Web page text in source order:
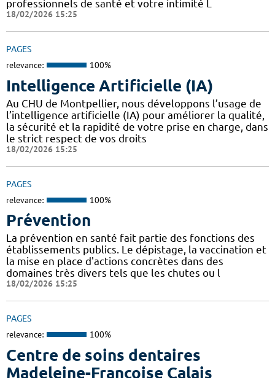
professionnels de santé et votre intimité L
18/02/2026 15:25
PAGES
relevance: 100%
Intelligence Artificielle (IA)
Au CHU de Montpellier, nous développons l’usage de
l’intelligence artificielle (IA) pour améliorer la qualité,
la sécurité et la rapidité de votre prise en charge, dans
le strict respect de vos droits
18/02/2026 15:25
PAGES
relevance: 100%
Prévention
La prévention en santé fait partie des fonctions des
établissements publics. Le dépistage, la vaccination et
la mise en place d'actions concrètes dans des
domaines très divers tels que les chutes ou l
18/02/2026 15:25
PAGES
relevance: 100%
Centre de soins dentaires
Madeleine-Françoise Calais